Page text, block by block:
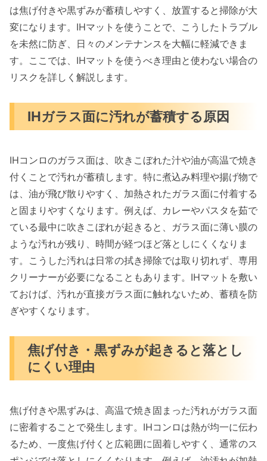
は焦げ付きや黒ずみが蓄積しやすく、放置すると掃除が大
変になります。IHマットを使うことで、こうしたトラブル
を未然に防ぎ、日々のメンテナンスを大幅に軽減できま
す。ここでは、IHマットを使うべき理由と使わない場合の
リスクを詳しく解説します。
IHガラス面に汚れが蓄積する原因
IHコンロのガラス面は、吹きこぼれた汁や油が高温で焼き
付くことで汚れが蓄積します。特に煮込み料理や揚げ物で
は、油が飛び散りやすく、加熱されたガラス面に付着する
と固まりやすくなります。例えば、カレーやパスタを茹で
ている最中に吹きこぼれが起きると、ガラス面に薄い膜の
ような汚れが残り、時間が経つほど落としにくくなりま
す。こうした汚れは日常の拭き掃除では取り切れず、専用
クリーナーが必要になることもあります。IHマットを敷い
ておけば、汚れが直接ガラス面に触れないため、蓄積を防
ぎやすくなります。
焦げ付き・黒ずみが起きると落とし
にくい理由
焦げ付きや黒ずみは、高温で焼き固まった汚れがガラス面
に密着することで発生します。IHコンロは熱が均一に伝わ
るため、一度焦げ付くと広範囲に固着しやすく、通常のス